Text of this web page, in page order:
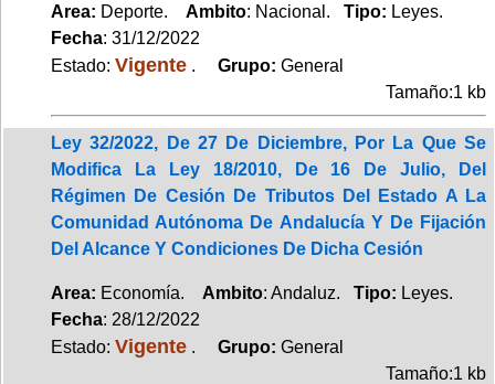
Area: Deporte. Ambito: Nacional. Tipo: Leyes.
Fecha: 31/12/2022
Estado: Vigente . Grupo: General
Tamaño:1 kb
Ley 32/2022, De 27 De Diciembre, Por La Que Se
Modifica La Ley 18/2010, De 16 De Julio, Del
Régimen De Cesión De Tributos Del Estado A La
Comunidad Autónoma De Andalucía Y De Fijación
Del Alcance Y Condiciones De Dicha Cesión
Area: Economía. Ambito: Andaluz. Tipo: Leyes.
Fecha: 28/12/2022
Estado: Vigente . Grupo: General
Tamaño:1 kb